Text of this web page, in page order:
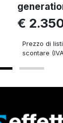
€
Prezzo di
scontare